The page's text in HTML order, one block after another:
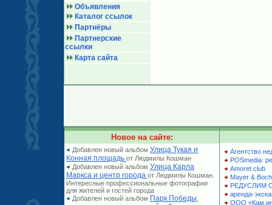
Объявления
Каталог ссылок
Партнёры
Партнерские
ссылки
Карта сайта
Новое на сайте:
Добавлен новый альбом Улица Тукая и
Конная площадь от Людмилы Кошман
Добавлен новый альбом Улица Карла
Маркса и центр города от Людмилы Кошман.
Интересные профессиональные фотографии
для жителей и гостей города
Добавлен новый альбом Парк Победы
Агентство
POSmedia:
Amoret club
Mayer & Boch
РЕДУСЛИМ
аренда-
ООО